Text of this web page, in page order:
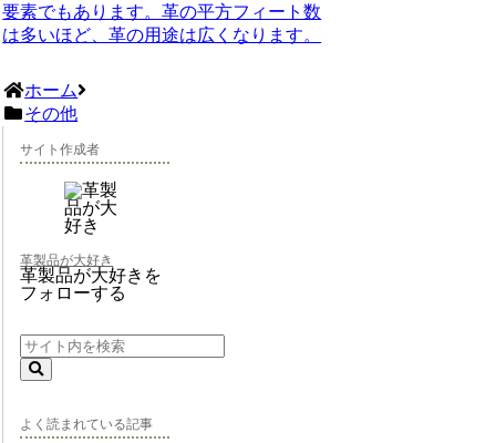
要素でもあります。革の平方フィート数
は多いほど、革の用途は広くなります。
ホーム
その他
サイト作成者
革製品が大好き
革製品が大好きを
フォローする
よく読まれている記事